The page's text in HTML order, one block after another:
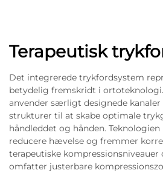
Terapeutisk
Det integrerede trykfordsystem
betydelig fremskridt i
anvender særligt designede
strukturer til at skabe optimale
håndleddet og hånden.
reducere hævelse og fremmer
terapeutiske kompressionsniveauer
omfatter justerbare